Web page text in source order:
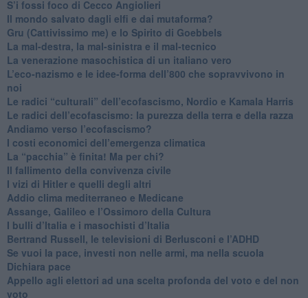
S’i fossi foco di Cecco Angiolieri
​Il mondo salvato dagli elfi e dai mutaforma?
Gru (Cattivissimo me) e lo Spirito di Goebbels
​La mal-destra, la mal-sinistra e il mal-tecnico
​La venerazione masochistica di un italiano vero
​L’eco-nazismo e le idee-forma dell’800 che sopravvivono in
noi
​Le radici “culturali” dell’ecofascismo, Nordio e Kamala Harris
Le radici dell’ecofascismo: la purezza della terra e della razza
Andiamo verso l’ecofascismo?
I costi economici dell’emergenza climatica
​La “pacchia” è finita! Ma per chi?
​Il fallimento della convivenza civile
​I vizi di Hitler e quelli degli altri
Addio clima mediterraneo e Medicane
​Assange, Galileo e l’Ossimoro della Cultura
​I bulli d’Italia e i masochisti d’Italia
​Bertrand Russell, le televisioni di Berlusconi e l’ADHD
​Se vuoi la pace, investi non nelle armi, ma nella scuola
​Dichiara pace
​Appello agli elettori ad una scelta profonda del voto e del non
voto